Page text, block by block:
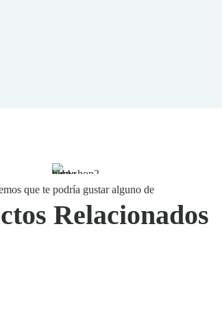
Relacionados
que te podría gustar alguno de